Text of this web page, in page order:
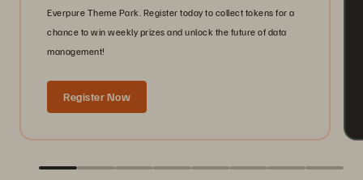
Everpure Theme Park. Register today to collect tokens for a
chance to win weekly prizes and unlock the future of data
management!
Register Now